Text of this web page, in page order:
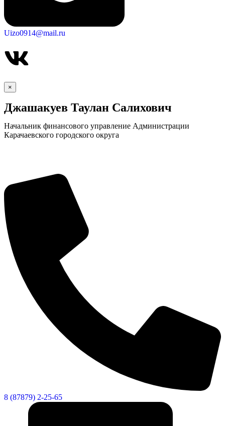
Uizo0914@mail.ru
×
Джашакуев Таулан Салихович
Начальник финансового управление Администрации
Карачаевского городского округа
8 (87879) 2-25-65